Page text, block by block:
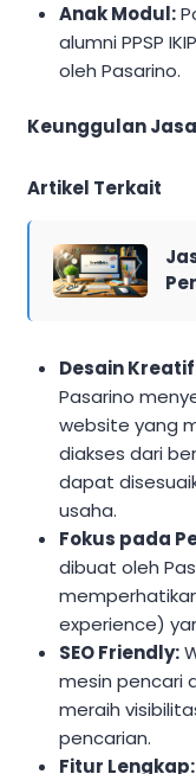
Anak Modul:
alumni PPSP
oleh Pasarino.
Keunggulan
Artikel Terkait
Desain
Pasarino
website yang
diakses dari
dapat
usaha.
Fokus pada
dibuat oleh
experience)
SEO Friendly:
mesin pencari
meraih
pencarian.
Fitur Lengkap: